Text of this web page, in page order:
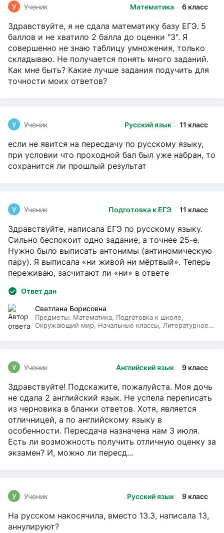
Математика 6 класс
У Ученик
Здравствуйте, я не сдала математику базу ЕГЭ. 5
баллов и не хватило 2 балла до оценки "3". Я
совершенно не знаю таблицу умножения, только
складываю. Не получается понять много заданий.
Как мне быть? Какие лучше задания подучить для
точности моих ответов?
Русский язык 11 класс
У Ученик
если не явится на пересдачу по русскому языку,
при условии что проходной бал был уже набран, то
сохранится ли прошлый результат
Подготовка к ЕГЭ 11 класс
У Ученик
Здравствуйте, написала ЕГЭ по русскому языку.
Сильно беспокоит одно задание, а точнее 25-е.
Нужно было выписать антонимы (антиномическую
пару). Я выписала «ни живой ни мёртвый». Теперь
переживаю, засчитают ли «ни» в ответе
Ответ дан
Светлана Борисовна
Предметы: Математика, Подготовка к школе,
Окружающий мир, Начальные классы, Литературное
Английский язык 9 класс
У Ученик
Здравствуйте! Подскажите, пожалуйста. Моя дочь
не сдала 2 английский язык. Не успела переписать
из черновика в бланки ответов. Хотя, является
отличницей, а по английскому языку в
особенности. Пересдача назначена нам 3 июля.
Есть ли возможность получить отличную оценку за
экзамен? И, можно ли пересд...
Русский язык 9 класс
У Ученик
На русском накосячила, вместо 13.3, написала 13,
аннулируют?